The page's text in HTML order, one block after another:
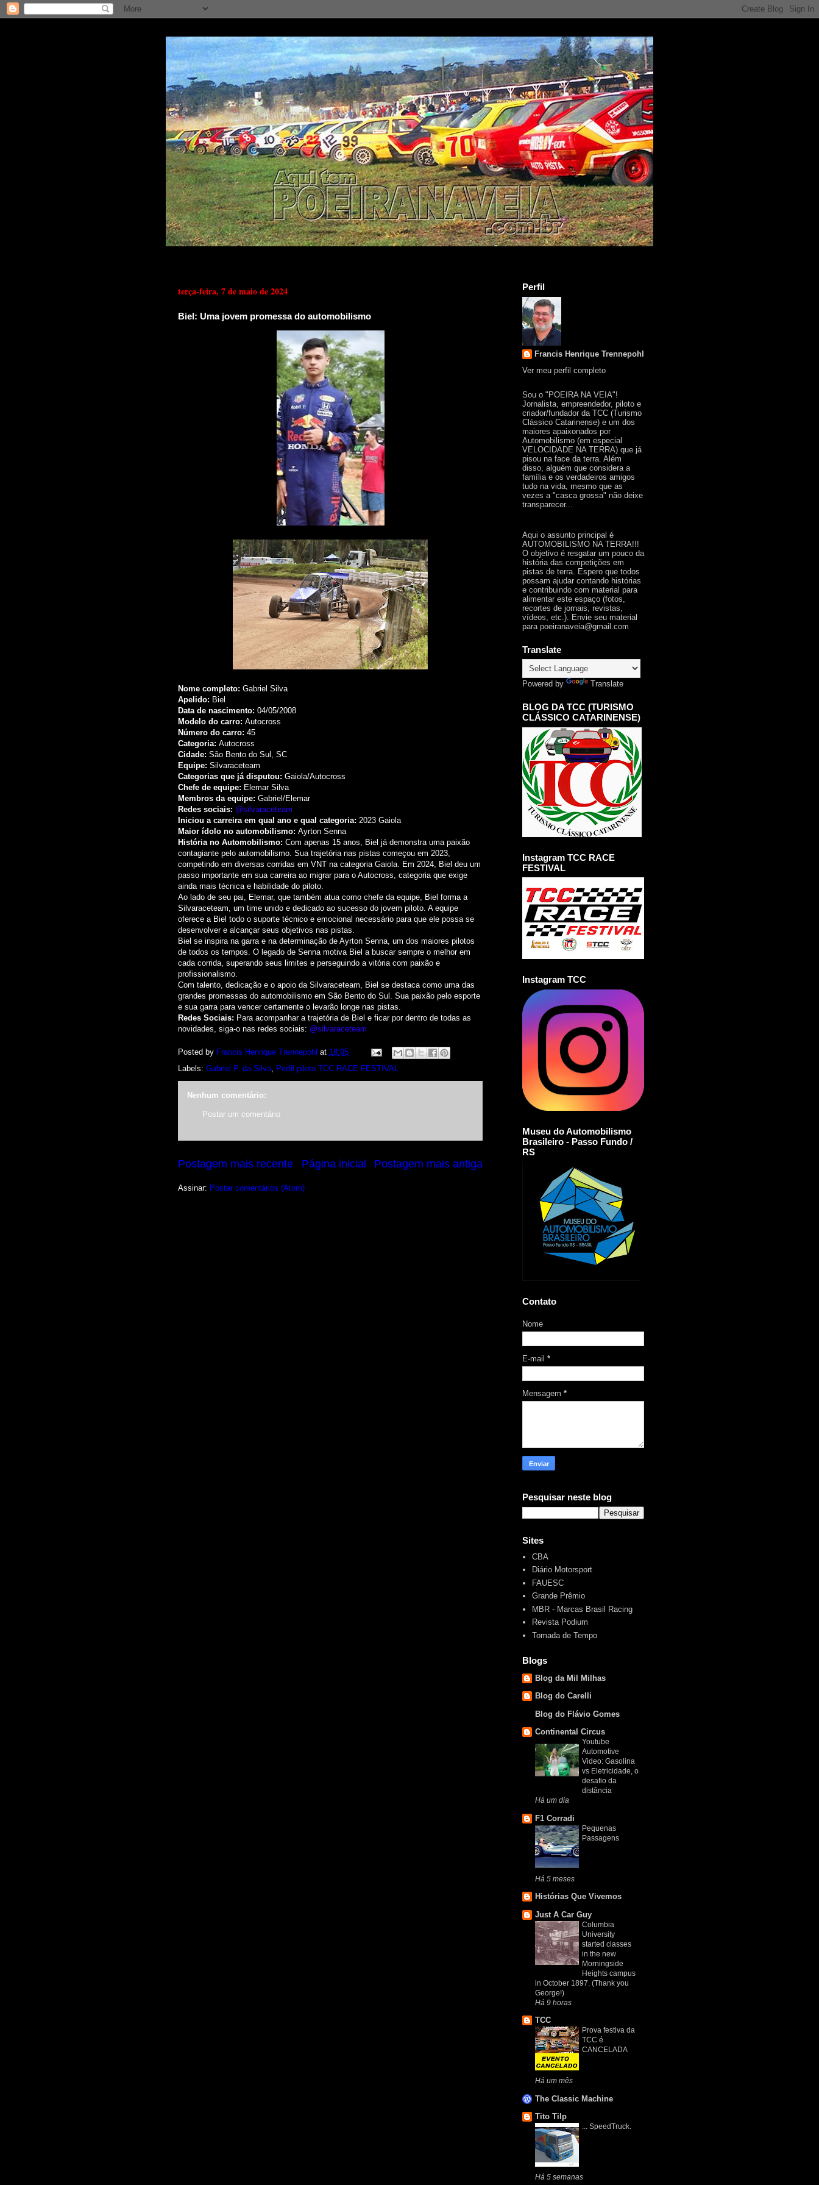
terça-feira, 7 de maio de 2024
Biel: Uma jovem promessa do automobilismo
Nome completo: Gabriel Silva
Apelido: Biel
Data de nascimento: 04/05/2008
Modelo do carro: Autocross
Número do carro: 45
Categoria: Autocross
Cidade: São Bento do Sul, SC
Equipe: Silvaraceteam
Categorias que já disputou: Gaiola/Autocross
Chefe de equipe: Elemar Silva
Membros da equipe: Gabriel/Elemar
Redes sociais: @silvaraceteam
Iniciou a carreira em qual ano e qual categoria: 2023 Gaiola
Maior ídolo no automobilismo: Ayrton Senna
História no Automobilismo: Com apenas 15 anos, Biel já demonstra uma paixão
contagiante pelo automobilismo. Sua trajetória nas pistas começou em 2023,
competindo em diversas corridas em VNT na categoria Gaiola. Em 2024, Biel deu um
passo importante em sua carreira ao migrar para o Autocross, categoria que exige
ainda mais técnica e habilidade do piloto.
Ao lado de seu pai, Elemar, que também atua como chefe da equipe, Biel forma a
Silvaraceteam, um time unido e dedicado ao sucesso do jovem piloto. A equipe
oferece a Biel todo o suporte técnico e emocional necessário para que ele possa se
desenvolver e alcançar seus objetivos nas pistas.
Biel se inspira na garra e na determinação de Ayrton Senna, um dos maiores pilotos
de todos os tempos. O legado de Senna motiva Biel a buscar sempre o melhor em
cada corrida, superando seus limites e perseguindo a vitória com paixão e
profissionalismo.
Com talento, dedicação e o apoio da Silvaraceteam, Biel se destaca como uma das
grandes promessas do automobilismo em São Bento do Sul. Sua paixão pelo esporte
e sua garra para vencer certamente o levarão longe nas pistas.
Redes Sociais: Para acompanhar a trajetória de Biel e ficar por dentro de todas as
novidades, siga-o nas redes sociais: @silvaraceteam
Posted by Francis Henrique Trennepohl at 18:05
Labels: Gabriel P. da Silva Perfil piloto TCC RACE FESTIVAL
Nenhum comentário:
Postar um comentário
Postagem mais recente Postagem mais antiga
Página inicial
Assinar: Postar comentários (Atom)
Perfil
Francis Henrique Trennepohl
Ver meu perfil completo
Sou o "POEIRA NA VEIA"!
Jornalista, empreendedor, piloto e
criador/fundador da TCC (Turismo
Clássico Catarinense) e um dos
maiores apaixonados por
Automobilismo (em especial
VELOCIDADE NA TERRA) que já
pisou na face da terra. Além
disso, alguém que considera a
família e os verdadeiros amigos
tudo na vida, mesmo que as
vezes a "casca grossa" não deixe
transparecer...
Aqui o assunto principal é
AUTOMOBILISMO NA TERRA!!!
O objetivo é resgatar um pouco da
história das competições em
pistas de terra. Espero que todos
possam ajudar contando histórias
e contribuindo com material para
alimentar este espaço (fotos,
recortes de jornais, revistas,
vídeos, etc.). Envie seu material
para poeiranaveia@gmail.com
Translate
Powered by Translate
BLOG DA TCC (TURISMO
CLÁSSICO CATARINENSE)
Instagram TCC RACE
FESTIVAL
Instagram TCC
Museu do Automobilismo
Brasileiro - Passo Fundo /
RS
Contato
Nome
E-mail *
Mensagem *
Pesquisar neste blog
Sites
CBA
Diário Motorsport
FAUESC
Grande Prêmio
MBR - Marcas Brasil Racing
Revista Podium
Tomada de Tempo
Blogs
Blog da Mil Milhas
Blog do Carelli
Blog do Flávio Gomes
Continental Circus
Youtube
Automotive
Video: Gasolina
vs Eletricidade, o
desafio da
distância
Há um dia
F1 Corradi
Pequenas
Passagens
Há 5 meses
Histórias Que Vivemos
Just A Car Guy
Columbia
University
started classes
in the new
Morningside
Heights campus
in October 1897. (Thank you
George!)
Há 9 horas
TCC
Prova festiva da
TCC é
CANCELADA
Há um mês
The Classic Machine
Tito Tilp
... SpeedTruck.
Há 5 semanas